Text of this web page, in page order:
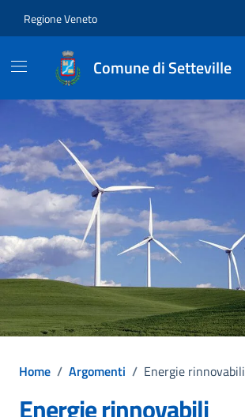
Regione Veneto
Comune di Setteville
Home / Argomenti / Energie rinnovabili
Energie rinnovabili